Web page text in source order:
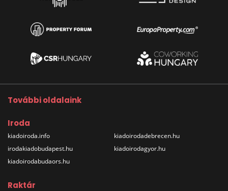
További oldalaink
Iroda
kiadoiroda.info
irodakiadobudapest.hu
kiadoirodabudaors.hu
kiadoirodadebrecen.hu
kiadoirodagyor.hu
Raktár